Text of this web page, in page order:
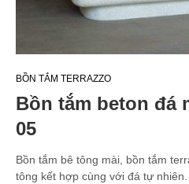
BỒN TẮM TERRAZZO
Bồn tắm beton đá
05
Bồn tắm bê tông mài, bồn tắm
tông kết hợp cùng với đá tự